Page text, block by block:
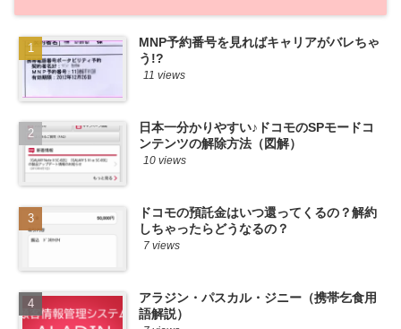
MNP予約番号を見ればキャリアがバレちゃ
う!?
11 views
日本一分かりやすい♪ドコモのSPモードコ
ンテンツの解除方法（図解）
10 views
ドコモの預託金はいつ還ってくるの？解約
しちゃったらどうなるの？
7 views
アラジン・パスカル・ジニー（携帯乞食用
語解説）